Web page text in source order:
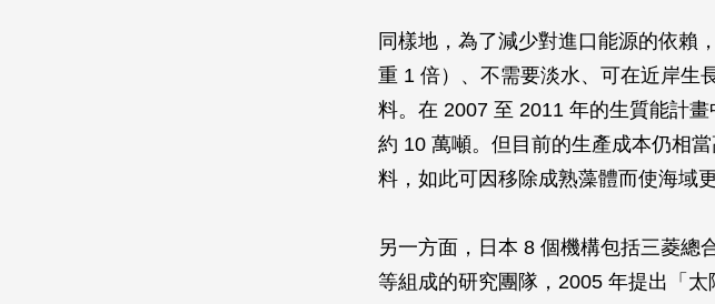
同樣地，為了減少對進口能源的依賴
重 1 倍）、不需要淡水、可在近岸生
料。在 2007 至 2011 年的生質能計
約 10 萬噸。但目前的生產成本仍相
料，如此可因移除成熟藻體而使海域
另一方面，日本 8 個機構包括三菱總
等組成的研究團隊，2005 年提出「